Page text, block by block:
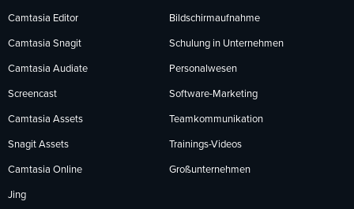
Facebook
folgen
LinkedIn
folgen
YouTube
folgen
Camtasia Editor
Camtasia Snagit
Camtasia Audiate
Screencast
Camtasia Assets
Snagit Assets
Camtasia Online
Jing
Bildschirmaufnahme
Schulung in Unternehmen
Personalwesen
Software-Marketing
Teamkommunikation
Trainings-Videos
Großunternehmen